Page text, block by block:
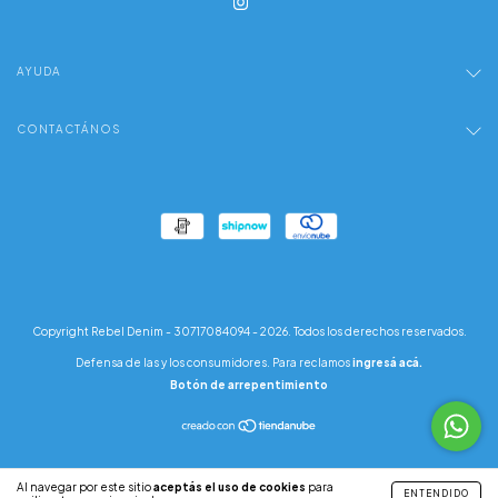
Al navegar por este sitioaceptás el uso de cookies para
ENTENDIDO
AYUDA
CONTACTÁNOS
Copyright Rebel Denim - 30717084094 - 2026. Todos los derechos reservados.
Defensa de las y los consumidores. Para reclamosingresá acá.
Botón de arrepentimiento